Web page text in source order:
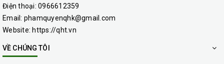
Điện thoại: 0966612359
Email: phamquyenqhk@gmail.com
Website: https://qht.vn
VỀ CHÚNG TÔI